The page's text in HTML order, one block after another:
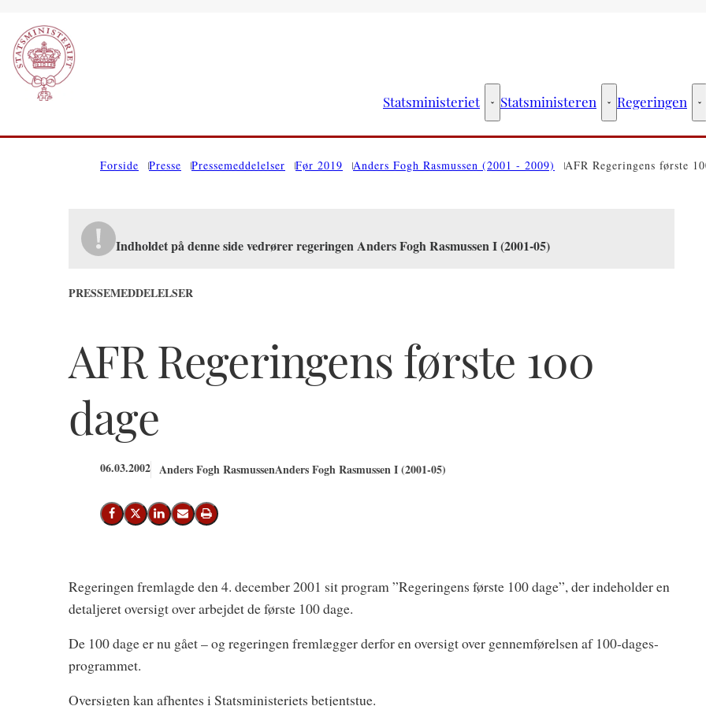
Statsministeriet Statsministeriet - Flere links
Statsministeren Statsministeren -
Regeringen
Forside Presse Pressemeddelelser Før 2019 Anders Fogh Rasmussen (2001 - 2009) AFR Regeringens første
Indholdet på denne side vedrører regeringen Anders Fogh Rasmussen I (2001-05)
PRESSEMEDDELELSER
AFR Regeringens første 100
dage
06.03.2002 Anders Fogh RasmussenAnders Fogh Rasmussen I (2001-05)
Del på Facebook
Del på X (Twitter)
Del på LinkedIn
Send email
Print
Regeringen fremlagde den 4. december 2001 sit program ”Regeringens første 100 dage”, der indeholder en
detaljeret oversigt over arbejdet de første 100 dage.
De 100 dage er nu gået – og regeringen fremlægger derfor en oversigt over gennemførelsen af 100-dages-
programmet.
Oversigten kan afhentes i Statsministeriets betjentstue.